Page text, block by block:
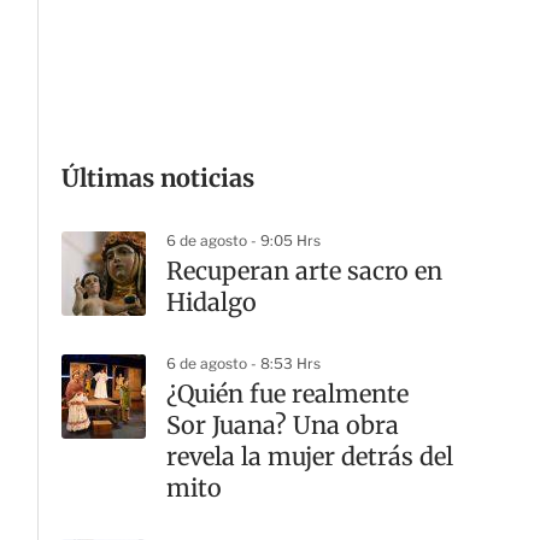
Últimas noticias
6 de agosto - 9:05 Hrs
Recuperan arte sacro en
Hidalgo
6 de agosto - 8:53 Hrs
¿Quién fue realmente
Sor Juana? Una obra
revela la mujer detrás del
mito